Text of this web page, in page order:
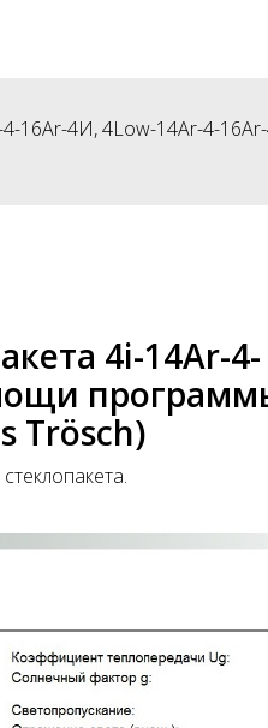
16Ar-4И, 4Low-14Ar-4-
4i-14Ar-4-
Trösch)